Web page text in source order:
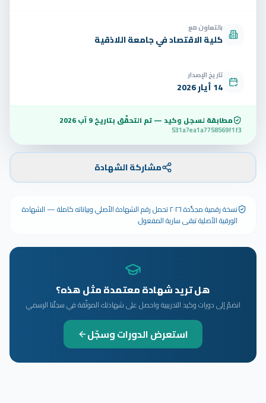
بالتعاون مع
كلية الاقتصاد في جامعة اللاذقية
تاريخ الإصدار
14 أيار 2026
مطابقة لسجل وكيد — تم التحقّق بتاريخ9 آب 2026
531a7ea1a7758569f1f3
مشاركة الشهادة
نسخة رقمية مجدَّدة ٢٠٢٦ تحمل رقم الشهادة الأصلي وبياناته كاملة — الشهادة
الورقية الأصلية تبقى سارية المفعول.
هل تريد شهادة معتمدة مثل هذه؟
انضمّ إلى دورات وكيد التدريبية واحصل على شهادتك الموثّقة في سجلّنا الرسمي
استعرض الدورات وسجّل